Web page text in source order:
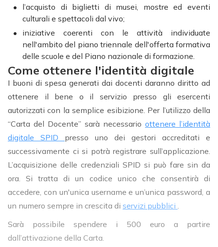
l’acquisto di biglietti di musei, mostre ed eventi
culturali e spettacoli dal vivo;
iniziative coerenti con le attività individuate
nell'ambito del piano triennale dell'offerta formativa
delle scuole e del Piano nazionale di formazione.
Come ottenere l'identità digitale
I buoni di spesa generati dai docenti daranno diritto ad
ottenere il bene o il servizio presso gli esercenti
autorizzati con la semplice esibizione. Per l’utilizzo della
“Carta del Docente” sarà necessario ottenere l’identità
digitale SPID presso uno dei gestori accreditati e
successivamente ci si potrà registrare sull’applicazione.
L’acquisizione delle credenziali SPID si può fare sin da
ora. Si tratta di un codice unico che consentirà di
accedere, con un'unica username e un’unica password, a
un numero sempre in crescita di servizi pubblici
Sarà possibile spendere i 500 euro a partire
dall’attivazione della Carta.